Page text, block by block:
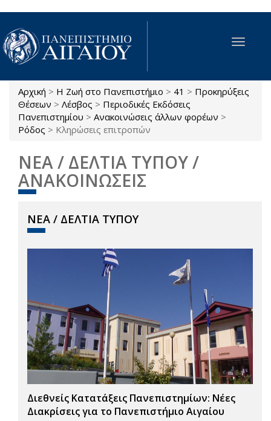
Παράκαμψη προς το κυρίως περιεχόμενο
Toggle
Είστε εδώ
Αρχική > Η Ζωή στο Πανεπιστήμιο > 41 > Προκηρύξεις
Θέσεων > Λέσβος > Περιοδικές Εκδόσεις
Πανεπιστημίου > Ανακοινώσεις άλλων φορέων >
Ρόδος > Κληρώσεις επιτροπών
ΝΕΑ / ΔΕΛΤΙΑ ΤΥΠΟΥ /
ΑΝΑΚΟΙΝΩΣΕΙΣ
ΝΕΑ / ΔΕΛΤΙΑ ΤΥΠΟΥ
Διεθνείς Κατατάξεις Πανεπιστημίων: Νέες
Διακρίσεις για το Πανεπιστήμιο Αιγαίου